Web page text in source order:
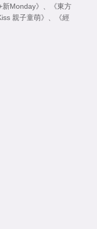
新Monday》 、
《東方
親子童萌》 、
《經